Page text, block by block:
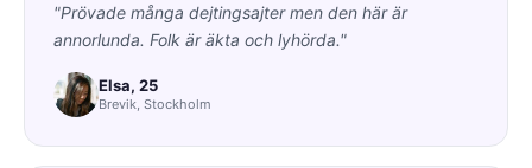
"Prövade många dejtingsajter men den här är
annorlunda. Folk är äkta och lyhörda."
Elsa, 25
Brevik, Stockholm